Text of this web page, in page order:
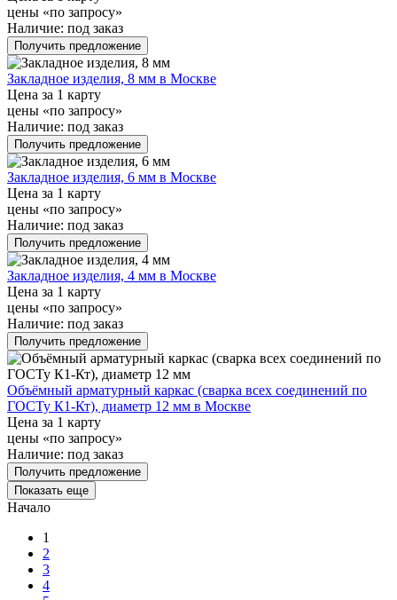
цены «по запросу»
Наличие: под заказ
Получить предложение
Закладное изделия, 8 мм в Москве
Цена за 1 карту
цены «по запросу»
Наличие: под заказ
Получить предложение
Закладное изделия, 6 мм в Москве
Цена за 1 карту
цены «по запросу»
Наличие: под заказ
Получить предложение
Закладное изделия, 4 мм в Москве
Цена за 1 карту
цены «по запросу»
Наличие: под заказ
Получить предложение
Объёмный арматурный каркас (сварка всех соединений по
ГОСТу К1-Кт), диаметр 12 мм в Москве
Цена за 1 карту
цены «по запросу»
Наличие: под заказ
Получить предложение
Показать еще
Начало
1
2
3
4